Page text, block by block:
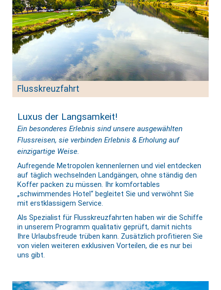
Flusskreuzfahrt
Luxus der Langsamkeit!
Ein besonderes Erlebnis sind unsere ausgewählten
Flussreisen, sie verbinden Erlebnis & Erholung auf
einzigartige Weise.
Aufregende Metropolen kennenlernen und viel entdecken
auf täglich wechselnden Landgängen, ohne ständig den
Koffer packen zu müssen. Ihr komfortables
„schwimmendes Hotel“ begleitet Sie und verwöhnt Sie
mit erstklassigem Service.
Als Spezialist für Flusskreuzfahrten haben wir die Schiffe
in unserem Programm qualitativ geprüft, damit nichts
Ihre Urlaubsfreude trüben kann. Zusätzlich profitieren Sie
von vielen weiteren exklusiven Vorteilen, die es nur bei
uns gibt.